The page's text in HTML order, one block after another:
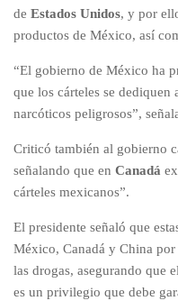
de Estados Unidos, y por
productos de México, así
“El gobierno de México ha
que los cárteles se
narcóticos peligrosos”,
Criticó también al gobierno
señalando que en Canadá
cárteles mexicanos”.
El presidente señaló que
México, Canadá y China
las drogas, asegurando que
es un privilegio que debe